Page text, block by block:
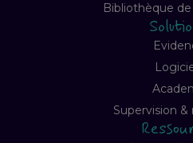
Bibliothèque
Supervision